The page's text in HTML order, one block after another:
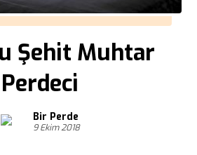
Şehit Muhtar
Perdeci
Bir Perde
9 Ekim 2018